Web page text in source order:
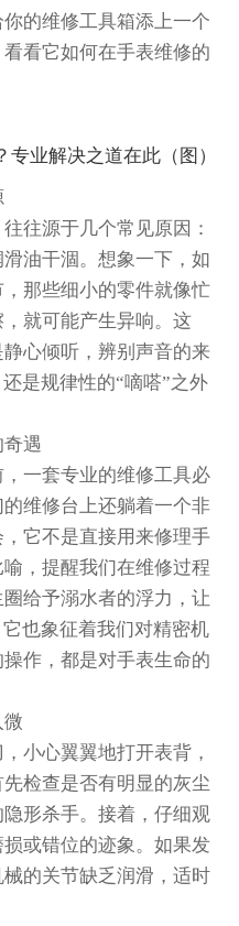
的维修工具箱添上一个
看它如何在手表维修的
源于几个常见原因：
油干涸。想象一下，如
那些细小的零件就像忙
就可能产生异响。这
心倾听，辨别声音的来
是规律性的“嘀嗒”之外
遇
一套专业的维修工具必
维修台上还躺着一个非
它不是直接用来修理手
，提醒我们在维修过程
给予溺水者的浮力，让
也象征着我们对精密机
作，都是对手表生命的
心翼翼地打开表背，
检查是否有明显的灰尘
形杀手。接着，仔细观
或错位的迹象。如果发
的关节缺乏润滑，适时